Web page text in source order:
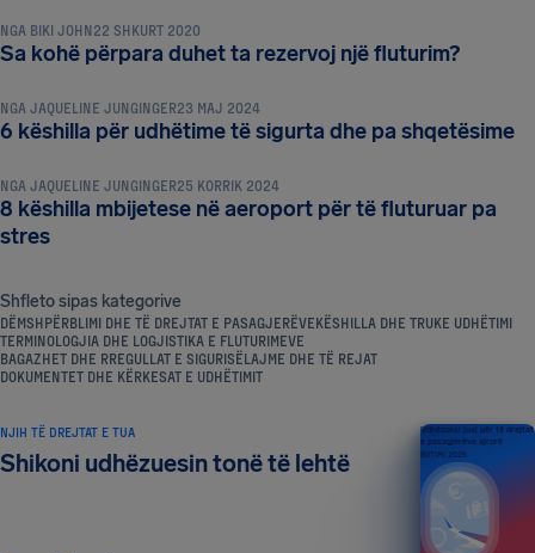
NGA BIKI JOHN22 SHKURT 2020
Sa kohë përpara duhet ta rezervoj një fluturim?
NGA JAQUELINE JUNGINGER23 MAJ 2024
6 këshilla për udhëtime të sigurta dhe pa shqetësime
KËSHILLA DHE TRUKE UDHËTIMI
NGA JAQUELINE JUNGINGER25 KORRIK 2024
8 këshilla mbijetese në aeroport për të fluturuar pa
stres
Shfleto sipas kategorive
DËMSHPËRBLIMI DHE TË DREJTAT E PASAGJERËVEKËSHILLA DHE TRUKE UDHËTIMI
TERMINOLOGJIA DHE LOGJISTIKA E FLUTURIMEVE
BAGAZHET DHE RREGULLAT E SIGURISËLAJME DHE TË REJAT
DOKUMENTET DHE KËRKESAT E UDHËTIMIT
NJIH TË DREJTAT E TUA
Shikoni udhëzuesin tonë të lehtë
Udhëzuesi juaj për të drejtat
e pasagjerëve ajrorë
BOTIMI 2026